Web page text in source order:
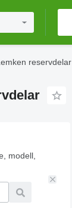
reservdelar
modell,